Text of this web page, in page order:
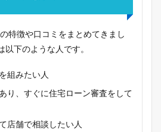
特徴や口コミをまとめてきまし
下のような人です。
組みたい人
り、すぐに住宅ローン審査をして
店舗で相談したい人